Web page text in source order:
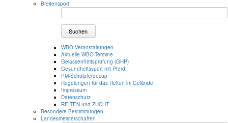
Breitensport
Suchen
WBO-Veranstaltungen
Aktuelle WBO-Termine
Gelassenheitsprüfung (GHP)
Gesundheitssport mit Pferd
PM-Schulpferdecup
Regelungen für das Reiten im Gelände
Impressum
Datenschutz
REITEN und ZUCHT
Besondere Bestimmungen
Landesmeisterschaften